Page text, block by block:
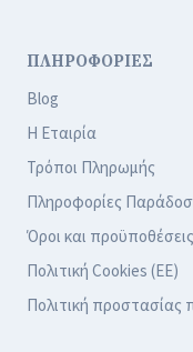
ΠΛΗΡΟΦΟΡΙΕΣ
Blog
Η Εταιρία
Τρόποι Πληρωμής
Πληροφορίες
Όροι και προϋποθέσεις
Πολιτική Cookies (ΕΕ)
Πολιτική